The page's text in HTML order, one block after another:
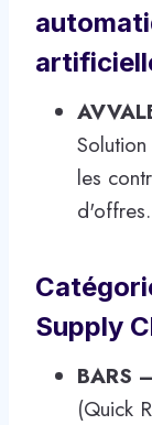
les
d'offres.
Supply
BARS
(Quick